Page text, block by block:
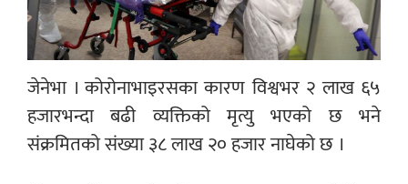
जेनेभा । कोरोनाभाइरसका कारण विश्वभर २ लाख ६५
हजारभन्दा बढी व्यक्तिको मृत्यु भएको छ भने
संक्रमितको संख्या ३८ लाख २० हजार नाघेको छ ।